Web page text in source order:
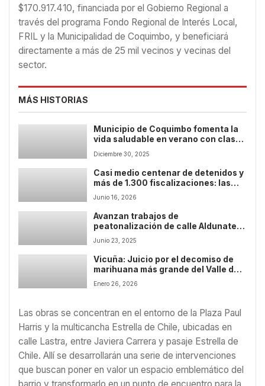
$170.917.410, financiada por el Gobierno Regional a
través del programa Fondo Regional de Interés Local,
FRIL y la Municipalidad de Coquimbo, y beneficiará
directamente a más de 25 mil vecinos y vecinas del
sector.
MÁS HISTORIAS
Municipio de Coquimbo fomenta la
vida saludable en verano con clases
rural de la comuna
Diciembre 30, 2025
Casi medio centenar de detenidos y
más de 1.300 fiscalizaciones: las
cifras que marcaron un nuevo
operativo policial conjunto en la
región.
Junio 16, 2026
Avanzan trabajos de
peatonalización de calle Aldunate
en el centro de Coquimbo
Junio 23, 2025
Vicuña: Juicio por el decomiso de
marihuana más grande del Valle de
Elqui termina con veredicto
condenarorio
Enero 26, 2026
Las obras se concentran en el entorno de la Plaza Paul
Harris y la multicancha Estrella de Chile, ubicadas en
calle Lastra, entre Javiera Carrera y pasaje Estrella de
Chile. Allí se desarrollarán una serie de intervenciones
que buscan poner en valor un espacio emblemático del